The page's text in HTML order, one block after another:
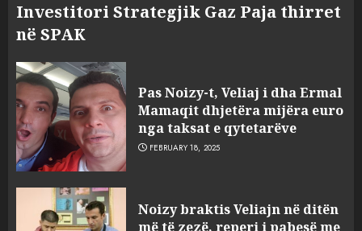
Investitori Strategjik Gaz Paja thirret
në SPAK
Pas Noizy-t, Veliaj i dha Ermal
Mamaqit dhjetëra mijëra euro
nga taksat e qytetarëve
FEBRUARY 18, 2025
Noizy braktis Veliajn në ditën
më të zezë, reperi i pabesë me
sulmuan “One Albania”,